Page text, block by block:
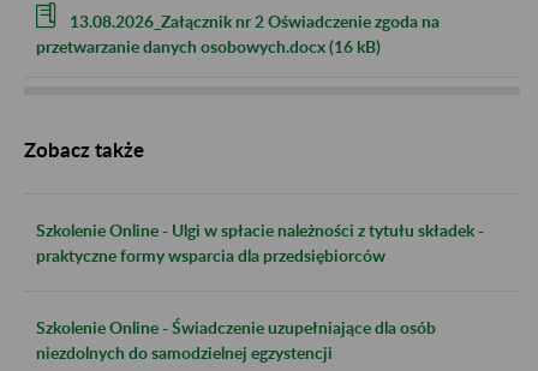
13.08.2026_Załącznik nr 2 Oświadczenie zgoda na
przetwarzanie danych osobowych.docx (16 kB)
Zobacz także
Szkolenie Online - Ulgi w spłacie należności z tytułu składek -
praktyczne formy wsparcia dla przedsiębiorców
Szkolenie Online - Świadczenie uzupełniające dla osób
niezdolnych do samodzielnej egzystencji